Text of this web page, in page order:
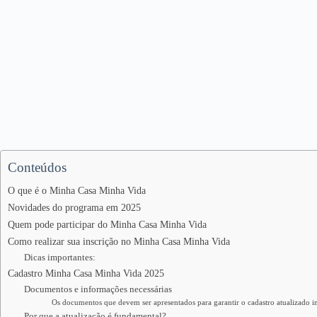
Conteúdos
O que é o Minha Casa Minha Vida
Novidades do programa em 2025
Quem pode participar do Minha Casa Minha Vida
Como realizar sua inscrição no Minha Casa Minha Vida
Dicas importantes:
Cadastro Minha Casa Minha Vida 2025
Documentos e informações necessárias
Os documentos que devem ser apresentados para garantir o cadastro atualizado